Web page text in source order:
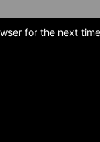
for the next